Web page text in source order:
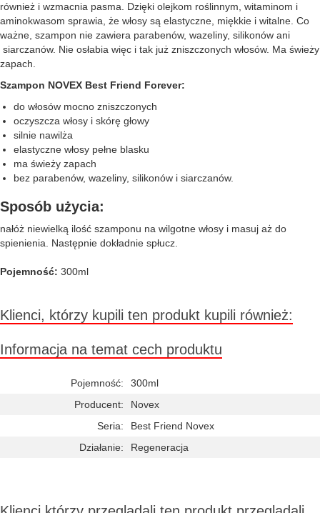
również i wzmacnia pasma. Dzięki olejkom roślinnym, witaminom i
aminokwasom sprawia, że włosy są elastyczne, miękkie i witalne. Co
ważne, szampon nie zawiera parabenów, wazeliny, silikonów ani
siarczanów. Nie osłabia więc i tak już zniszczonych włosów. Ma świeży
zapach.
Szampon NOVEX Best Friend Forever:
do włosów mocno zniszczonych
oczyszcza włosy i skórę głowy
silnie nawilża
elastyczne włosy pełne blasku
ma świeży zapach
bez parabenów, wazeliny, silikonów i siarczanów.
Sposób użycia:
nałóż niewielką ilość szamponu na wilgotne włosy i masuj aż do
spienienia. Następnie dokładnie spłucz.
Pojemność: 300ml
Klienci, którzy kupili ten produkt kupili również:
Informacja na temat cech produktu
Pojemność:
300ml
Producent:
Novex
Seria:
Best Friend Novex
Działanie:
Regeneracja